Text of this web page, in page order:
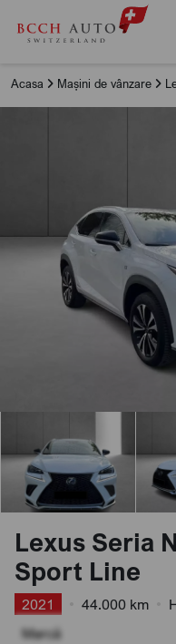
Acasa Mașini de vânzare
Lexus Seria
Sport Line
2021 44.000 km
Marcă